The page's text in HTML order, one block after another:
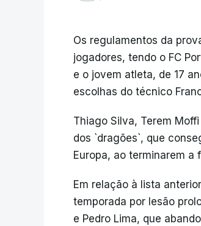
Os regulamentos da
jogadores, tendo o FC
e o jovem atleta, de 17
escolhas do técnico
Thiago Silva, Terem
dos `dragões`, que
Europa, ao terminarem a
Em relação à lista
temporada por lesão
e Pedro Lima, que